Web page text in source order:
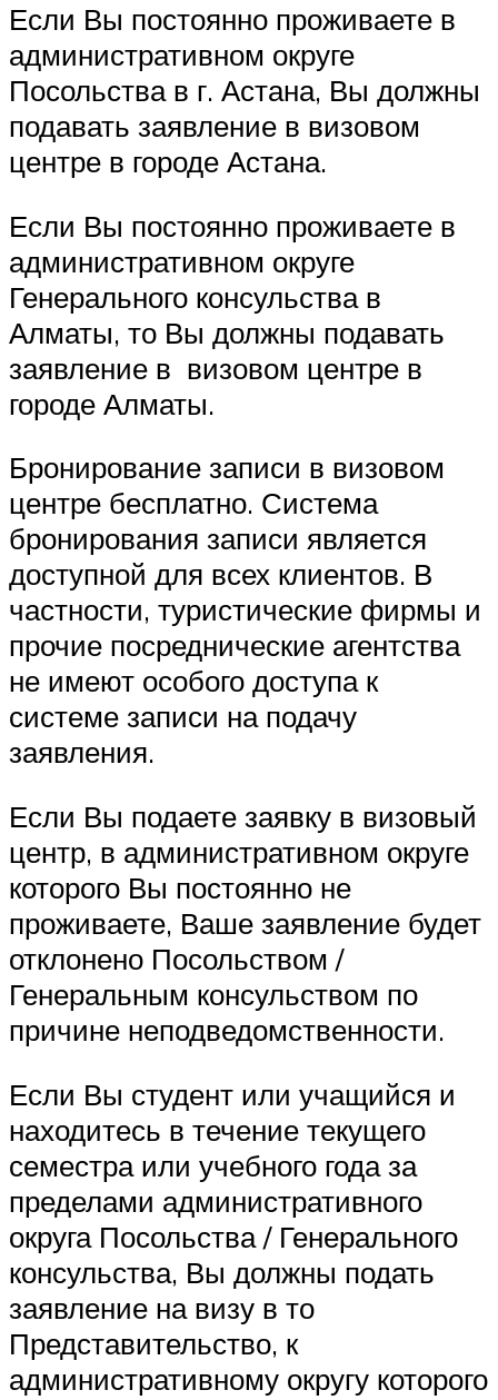
Если Вы постоянно проживаете в
административном округе
Посольства в г. Астана, Вы должны
подавать заявление в визовом
центре в городе Астана.
Если Вы постоянно проживаете в
административном округе
Генерального консульства в
Алматы, то Вы должны подавать
заявление в визовом центре в
городе Алматы.
Бронирование записи в визовом
центре бесплатно. Система
бронирования записи является
доступной для всех клиентов. В
частности, туристические фирмы и
прочие посреднические агентства
не имеют особого доступа к
системе записи на подачу
заявления.
Если Вы подаете заявку в визовый
центр, в административном округе
которого Вы постоянно не
проживаете, Ваше заявление будет
отклонено Посольством /
Генеральным консульством по
причине неподведомственности.
Если Вы студент или учащийся и
находитесь в течение текущего
семестра или учебного года за
пределами административного
округа Посольства / Генерального
консульства, Вы должны подать
заявление на визу в то
Представительство, к
административному округу которого